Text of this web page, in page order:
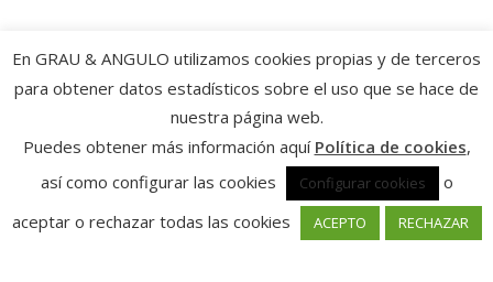
En GRAU & ANGULO utilizamos cookies propias y de terceros
para obtener datos estadísticos sobre el uso que se hace de
nuestra página web.
Puedes obtener más información aquí Política de cookies,
así como configurar las cookies
Configurar cookies
o
aceptar o rechazar todas las cookies
ACEPTO RECHAZAR